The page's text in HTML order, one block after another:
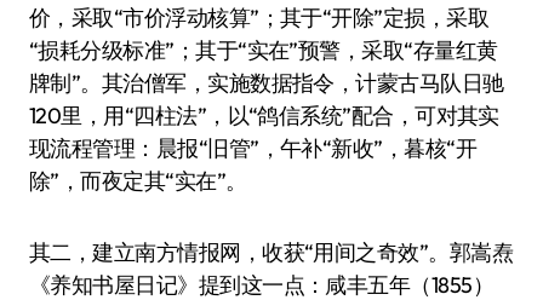
价，采取“市价浮动核算”；其于“开除”定损，采取
“损耗分级标准”；其于“实在”预警，采取“存量红黄
牌制”。其治僧军，实施数据指令，计蒙古马队日驰
120里，用“四柱法”，以“鸽信系统”配合，可对其实
现流程管理：晨报“旧管”，午补“新收”，暮核“开
除”，而夜定其“实在”。
其二，建立南方情报网，收获“用间之奇效”。郭嵩焘
《养知书屋日记》提到这一点：咸丰五年（1855）